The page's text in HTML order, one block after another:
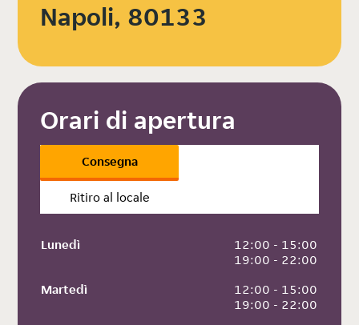
Napoli, 80133
Orari di apertura
Consegna
Ritiro al locale
Lunedì
12:00 - 15:00
19:00 - 22:00
Martedì
12:00 - 15:00
19:00 - 22:00